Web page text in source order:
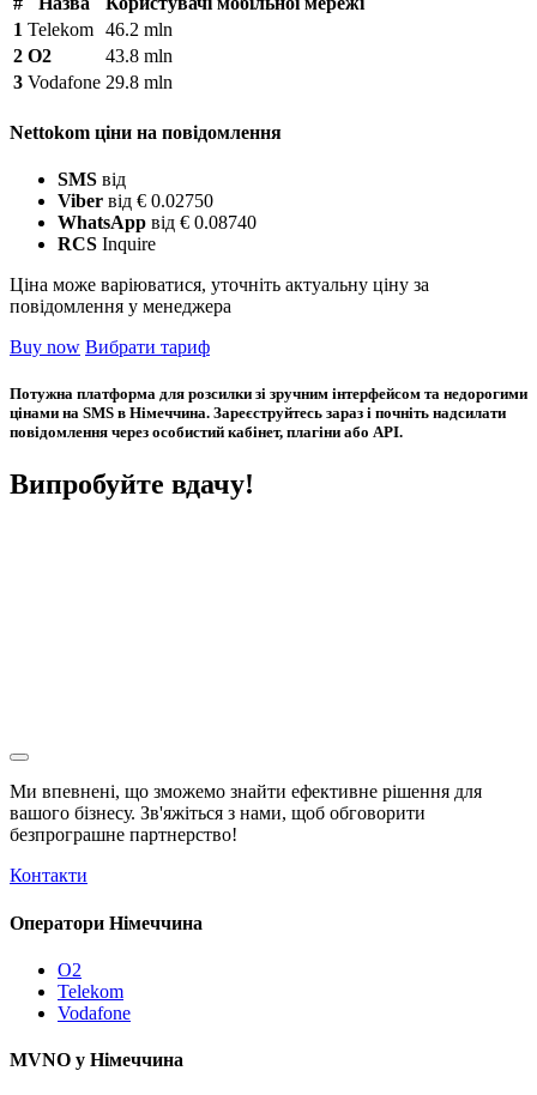
1 Telekom 46.2 mln
2 O2
43.8 mln
3 Vodafone 29.8 mln
Nettokom ціни на повідомлення
SMS від
Viber від € 0.02750
WhatsApp від € 0.08740
RCS Inquire
Ціна може варіюватися, уточніть актуальну ціну за
повідомлення у менеджера
Buy now Вибрати тариф
Потужна платформа для розсилки зі зручним інтерфейсом та недорогими
цінами на SMS в Німеччина. Зареєструйтесь зараз і почніть надсилати
повідомлення через особистий кабінет, плагіни або API.
Випробуйте вдачу!
Ми впевнені, що зможемо знайти ефективне рішення для
вашого бізнесу. Зв'яжіться з нами, щоб обговорити
безпрограшне партнерство!
Контакти
Оператори Німеччина
O2
Telekom
Vodafone
MVNO у Німеччина